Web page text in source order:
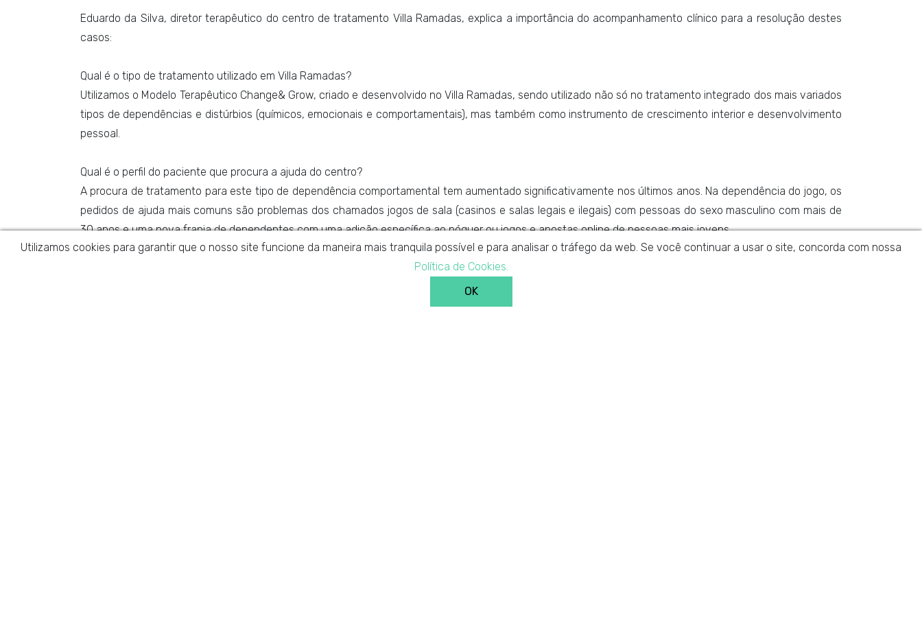
Eduardo da Silva, diretor terapêutico do centro de tratamento Villa Ramadas, explica a importância do acompanhamento clínico para a resolução destes
casos:
Qual é o tipo de tratamento utilizado em Villa Ramadas?
Utilizamos o Modelo Terapêutico Change& Grow, criado e desenvolvido no Villa Ramadas, sendo utilizado não só no tratamento integrado dos mais variados
tipos de dependências e distúrbios (químicos, emocionais e comportamentais), mas também como instrumento de crescimento interior e desenvolvimento
pessoal.
Qual é o perfil do paciente que procura a ajuda do centro?
A procura de tratamento para este tipo de dependência comportamental tem aumentado significativamente nos últimos anos. Na dependência do jogo, os
pedidos de ajuda mais comuns são problemas dos chamados jogos de sala (casinos e salas legais e ilegais) com pessoas do sexo masculino com mais de
30 anos e uma nova franja de dependentes com uma adição específica ao póquer ou jogos e apostas online de pessoas mais jovens.
A família tem um papel fundamental em diversas fases do processo. Terá de ajudar a pessoa a reconhecer que tem um problema e não manter uma atitude
de cumplicidade com o processo autodestrutivo. Em tratamento, terá de ser firme e incentivar a pessoa a acreditar em si e a conseguir terminar esta nova
Utilizamos cookies para garantir que o nosso site funcione da maneira mais tranquila possível e para analisar o tráfego da web. Se você continuar a usar o site, concorda com nossa
Política de Cookies.
OK